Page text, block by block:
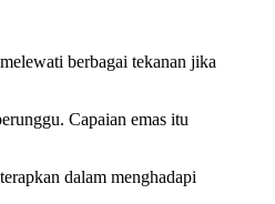
berbagai tekanan jika
Capaian emas itu
dalam menghadapi